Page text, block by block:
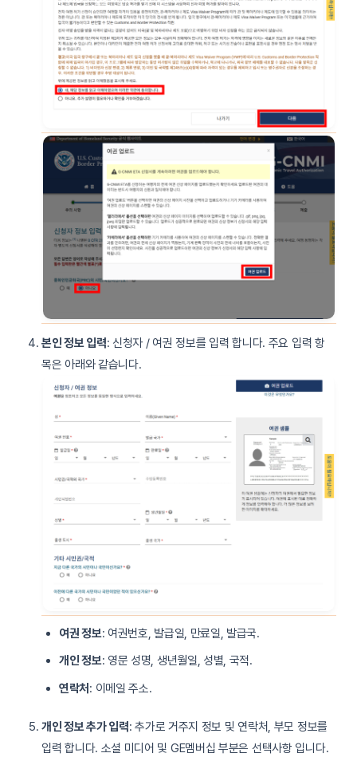
본인 정보 입력: 신청자 / 여권 정보를 입력 합니다. 주요 입력 항
목은 아래와 같습니다.
여권 정보: 여권번호, 발급일, 만료일, 발급국.
개인 정보: 영문 성명, 생년월일, 성별, 국적.
연락처 : 이메일 주소.
개인 정보 추가 입력: 추가로 거주지 정보 및 연락처, 부모 정보를
입력 합니다. 소셜 미디어 및 GE멤버십 부분은 선택사항 입니다.